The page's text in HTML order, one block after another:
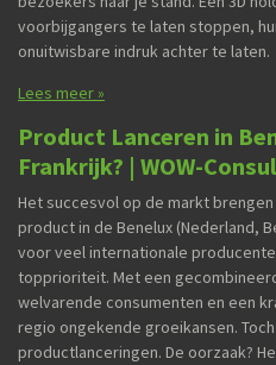
voorbijgangers te laten stoppen,
onuitwisbare indruk achter te laten.
Lees meer »
Product Lanceren in
Frankrijk? | WOW-
Het succesvol op de markt
product in de Benelux (Nederland,
voor veel internationale
topprioriteit. Met een
welvarende consumenten en een
regio ongekende groeikansen.
productlanceringen. De oorzaak?